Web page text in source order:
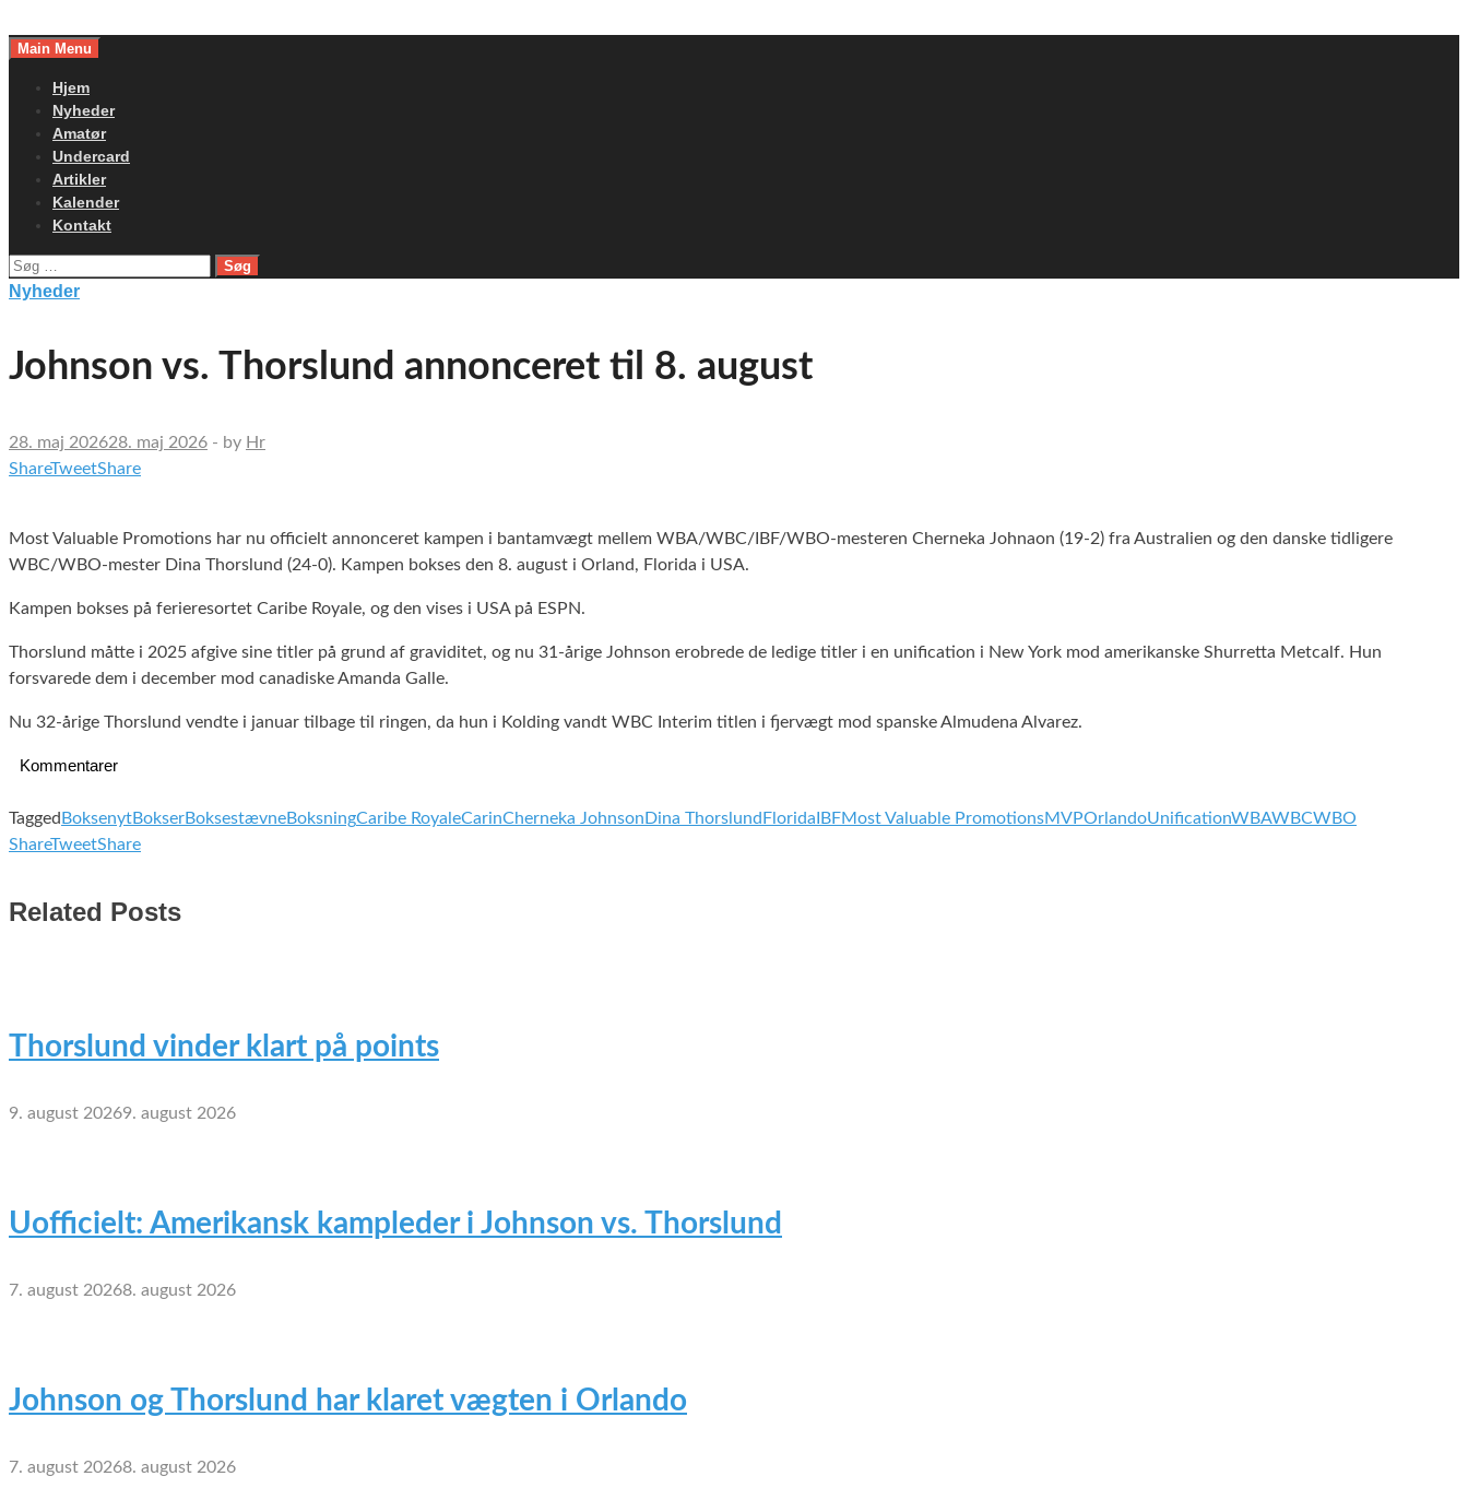
toMain Menu
Hjem
Nyheder
Amatør
Undercard
Artikler
Kalender
Kontakt
Søg
efter:
Nyheder
Johnson vs. Thorslund annonceret til 8. august
28. maj 202628. maj 2026 - by Hr
ShareTweetShare
Most Valuable Promotions har nu officielt annonceret kampen i bantamvægt mellem WBA/WBC/IBF/WBO-mesteren Cherneka Johnaon (19-2) fra Australien og den danske tidligere
WBC/WBO-mester Dina Thorslund (24-0). Kampen bokses den 8. august i Orland, Florida i USA.
Kampen bokses på ferieresortet Caribe Royale, og den vises i USA på ESPN.
Thorslund måtte i 2025 afgive sine titler på grund af graviditet, og nu 31-årige Johnson erobrede de ledige titler i en unification i New York mod amerikanske Shurretta Metcalf. Hun
forsvarede dem i december mod canadiske Amanda Galle.
Nu 32-årige Thorslund vendte i januar tilbage til ringen, da hun i Kolding vandt WBC Interim titlen i fjervægt mod spanske Almudena Alvarez.
Kommentarer
Tagged BoksenytBokserBoksestævneBoksningCaribe RoyaleCarinCherneka Johnson Dina Thorslund Florida IBFMost Valuable PromotionsMVPOrlandoUnificationWBAWBCWBO
ShareTweetShare
Related Posts
Thorslund vinder klart på points
9. august 20269. august 2026
Uofficielt: Amerikansk kampleder i Johnson vs. Thorslund
7. august 20268. august 2026
Johnson og Thorslund har klaret vægten i Orlando
7. august 20268. august 2026